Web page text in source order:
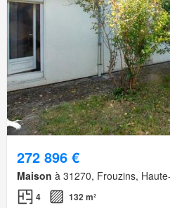
272 896 €
Maison à 31270, Frouzins,
4 132 m²